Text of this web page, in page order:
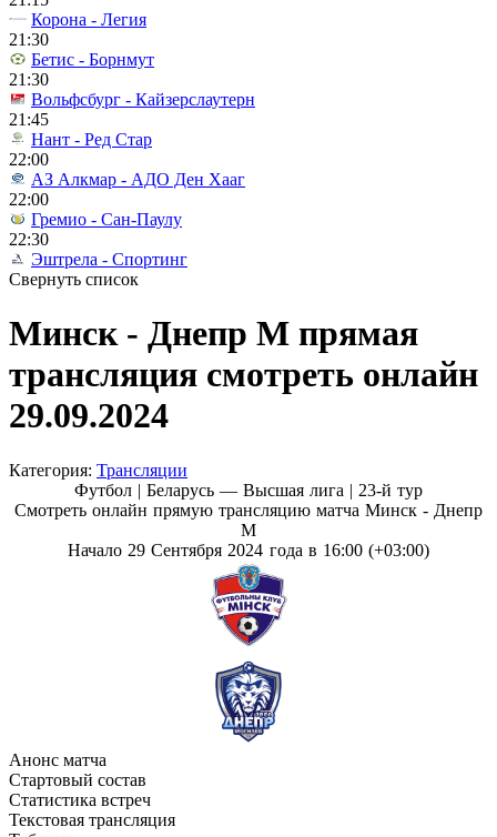
Корона - Легия
21:30
Бетис - Борнмут
21:30
Вольфсбург - Кайзерслаутерн
21:45
Нант - Ред Стар
22:00
АЗ Алкмар - АДО Ден Хааг
22:00
Гремио - Сан-Паулу
22:30
Эштрела - Спортинг
Свернуть список
Минск - Днепр М прямая
трансляция смотреть онлайн
29.09.2024
Категория: Трансляции
Футбол | Беларусь — Высшая лига | 23-й тур
Смотреть онлайн прямую трансляцию матча Минск - Днепр
М
Начало 29 Сентября 2024 года в 16:00 (+03:00)
Анонс матча
Стартовый состав
Статистика встреч
Текстовая трансляция